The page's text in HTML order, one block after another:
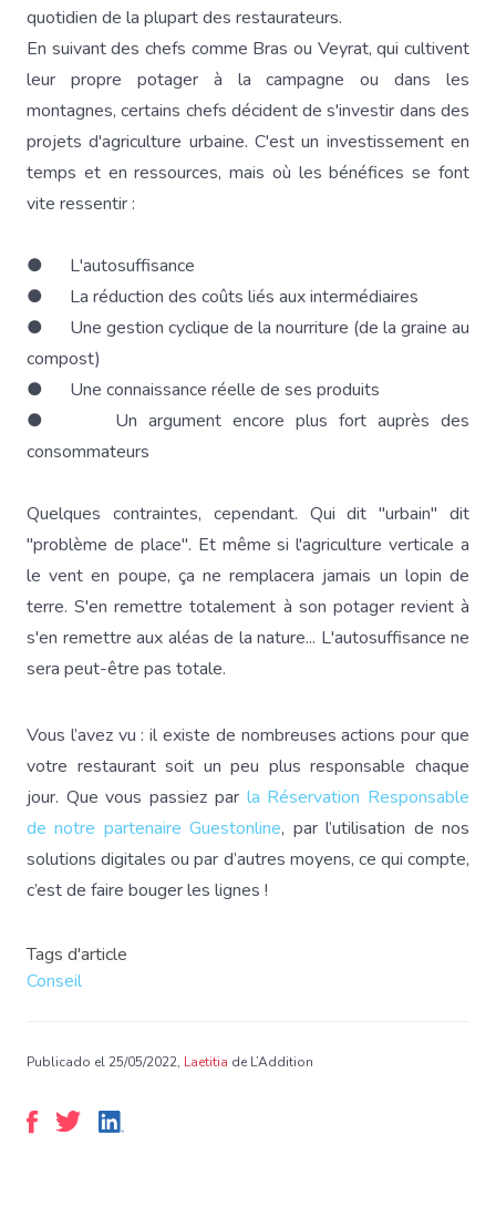
quotidien de la plupart des restaurateurs.
En suivant des chefs comme Bras ou Veyrat, qui cultivent
leur propre potager à la campagne ou dans les
montagnes, certains chefs décident de s'investir dans des
projets d'agriculture urbaine. C'est un investissement en
temps et en ressources, mais où les bénéfices se font
vite ressentir :
● L'autosuffisance
● La réduction des coûts liés aux intermédiaires
● Une gestion cyclique de la nourriture (de la graine au
compost)
● Une connaissance réelle de ses produits
● Un argument encore plus fort auprès des
consommateurs
Quelques contraintes, cependant. Qui dit "urbain" dit
"problème de place". Et même si l'agriculture verticale a
le vent en poupe, ça ne remplacera jamais un lopin de
terre. S'en remettre totalement à son potager revient à
s'en remettre aux aléas de la nature... L'autosuffisance ne
sera peut-être pas totale.
Vous l’avez vu : il existe de nombreuses actions pour que
votre restaurant soit un peu plus responsable chaque
jour. Que vous passiez par la Réservation Responsable
de notre partenaire Guestonline, par l’utilisation de nos
solutions digitales ou par d’autres moyens, ce qui compte,
c’est de faire bouger les lignes !
Tags d'article
Conseil
Publicado el 25/05/2022, Laetitia de L’Addition